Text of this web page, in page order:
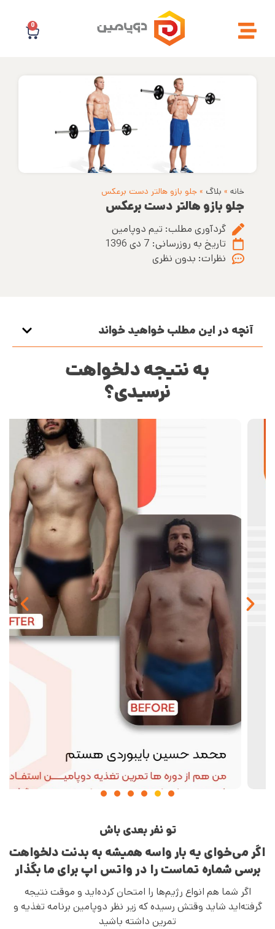
0
خانه » بلاگ » جلو بازو هالتر دست برعکس
جلو بازو هالتر دست برعکس
گردآوری مطلب: تیم دوپامین
تاریخ به روزرسانی: 7 دی 1396
نظرات: بدون نظری
آنچه در این مطلب خواهید خواند
به نتیجه دلخواهت
نرسیدی؟
تو نفر بعدی باش
اگر می‌خوای یه بار واسه همیشه به بدنت دلخواهت
برسی شماره تماست را در واتس اپ برای ما بگذار
اگر شما هم انواع رژیم‌ها را امتحان کرده‌اید و موقت نتیجه
گرفته‌اید شاید وقتش رسیده که زیر نظر دوپامین برنامه تغذیه و
تمرین داشته باشید